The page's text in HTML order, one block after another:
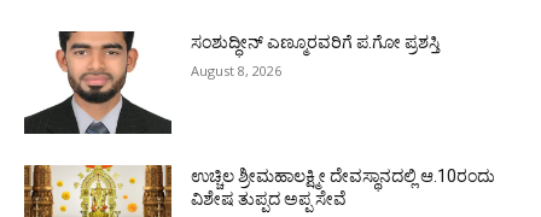
ಸಂಶುದ್ಧೀನ್ ಎಣ್ಮೂರವರಿಗೆ ಪ.ಗೋ ಪ್ರಶಸ್ತಿ
August 8, 2026
ಉಚ್ಚಿಲ ಶ್ರೀಮಹಾಲಕ್ಷ್ಮೀ ದೇವಸ್ಥಾನದಲ್ಲಿ ಆ.10ರಂದು
ವಿಶೇಷ ತುಪ್ಪದ ಅಪ್ಪ ಸೇವೆ